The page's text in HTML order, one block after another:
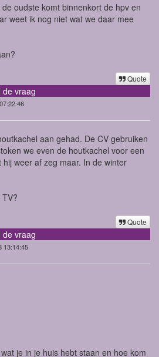
oudste komt binnenkort de hpv en
weet ik nog niet wat we daar mee
Quote
de vraag
aan gehad. De CV gebruiken
we even de houtkachel voor een
weer af zeg maar. In de winter
Quote
de vraag
13:14:45
je in je huis hebt staan en hoe kom